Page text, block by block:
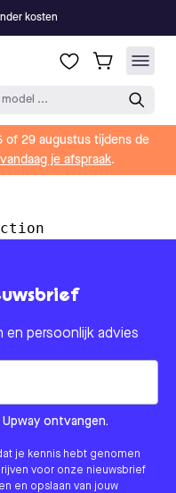
kosten
...
of 29 augustus tijdens de
je afspraak.
en persoonlijk advies
ontvangen.
je kennis hebt genomen
voor onze nieuwsbrief
en opslaan van jouw